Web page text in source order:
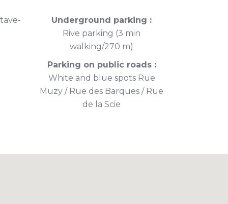
Underground parking :
Rive parking (3 min
walking/270 m)
Parking on public roads :
White and blue spots Rue
Muzy / Rue des Barques / Rue
de la Scie